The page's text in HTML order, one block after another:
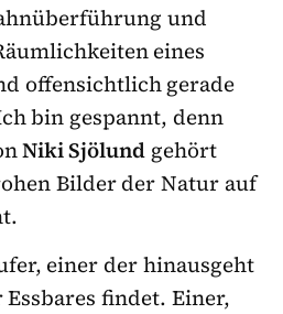
und
eines
offensichtlich gerade
bin gespannt, denn
Niki Sjölund gehört
Bilder der Natur auf
einer der hinausgeht
findet. Einer,